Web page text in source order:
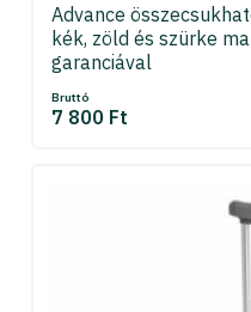
Advance
kék, zöld és szürke
garanciával
Bruttó
7 800 Ft